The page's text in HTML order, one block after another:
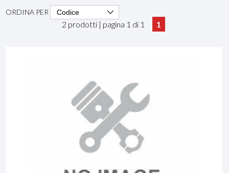
ORDINA PER
2 prodotti | pagina 1 di 1 1